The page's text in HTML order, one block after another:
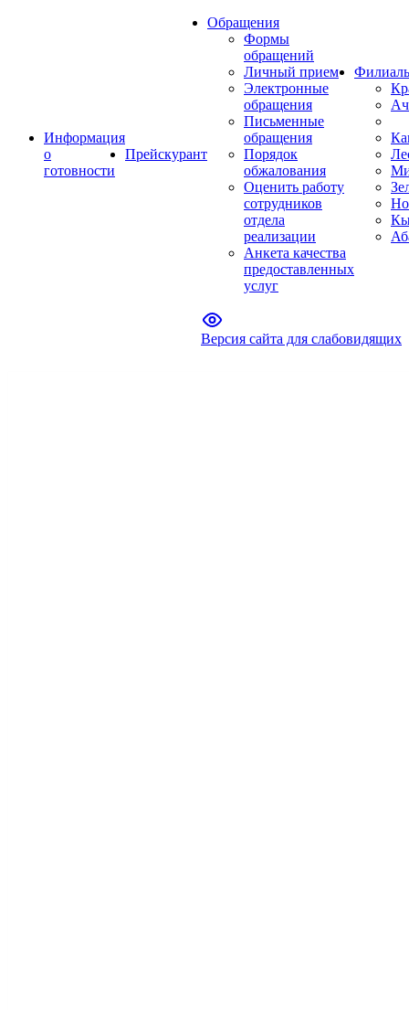
Информация
о
готовности
Прейскурант
Обращения
Формы
обращений
Личный прием
Электронные
обращения
Письменные
обращения
Порядок
обжалования
Оценить работу
сотрудников
отдела
реализации
Анкета качества
предоставленных
услуг
Версия сайта для слабовидящих